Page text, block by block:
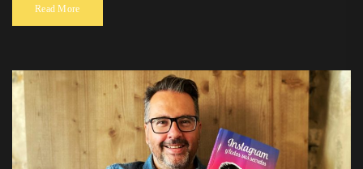
Read More